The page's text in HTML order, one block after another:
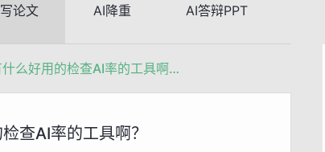
论文 AI降重 AI答辩PPT
有没有什么好用的检查AI率的工具啊？
查AI率的工具啊？